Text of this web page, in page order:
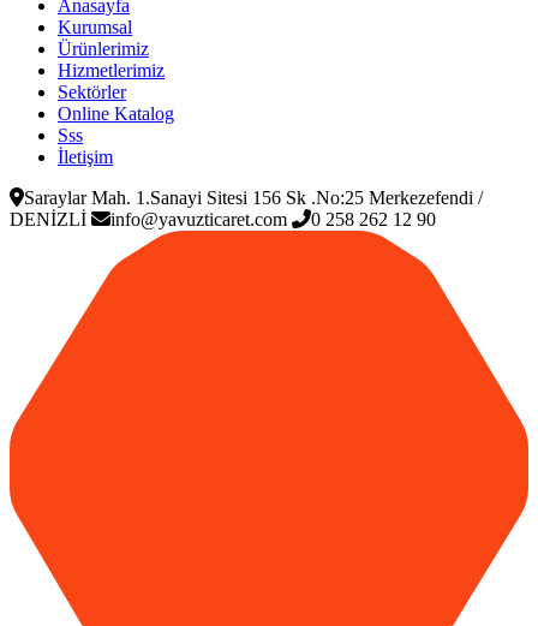
Anasayfa
Kurumsal
Ürünlerimiz
Hizmetlerimiz
Sektörler
Online Katalog
Sss
İletişim
Saraylar Mah. 1.Sanayi Sitesi 156 Sk .No:25 Merkezefendi /
DENİZLİ
info@yavuzticaret.com 0 258 262 12 90